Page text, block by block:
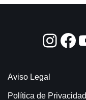
Aviso Legal
Política de Privacidad